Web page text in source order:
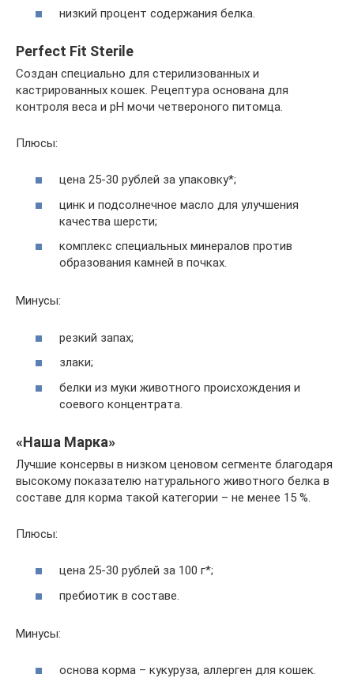
низкий процент содержания белка.
Perfect Fit Sterile
Создан специально для стерилизованных и
кастрированных кошек. Рецептура основана для
контроля веса и pH мочи четвероного питомца.
Плюсы:
цена 25-30 рублей за упаковку*;
цинк и подсолнечное масло для улучшения
качества шерсти;
комплекс специальных минералов против
образования камней в почках.
Минусы:
резкий запах;
злаки;
белки из муки животного происхождения и
соевого концентрата.
«Наша Марка»
Лучшие консервы в низком ценовом сегменте благодаря
высокому показателю натурального животного белка в
составе для корма такой категории – не менее 15 %.
Плюсы:
цена 25-30 рублей за 100 г*;
пребиотик в составе.
Минусы:
основа корма – кукуруза, аллерген для кошек.